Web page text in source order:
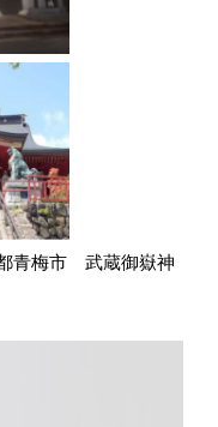
梅市 武蔵御嶽神